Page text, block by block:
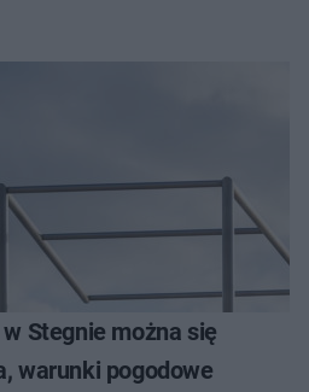
Stegnie można się
warunki pogodowe